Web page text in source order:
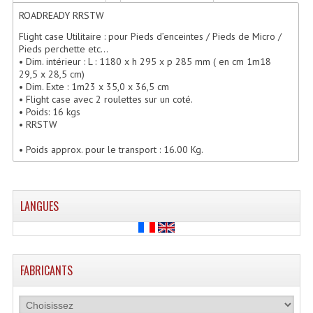
Enceintes Monitoring
Filtres Actifs, Correcteurs
Haut-Parleurs Moteurs Tweeters Filtres
Filtres Passifs
Platines Disque Vinyles
ROADREADY RRSTW
Flight case Utilitaire : pour Pieds d’enceintes / Pieds de Micro /
Pieds perchette etc...
• Dim. intérieur : L : 1180 x h 295 x p 285 mm ( en cm 1m18
29,5 x 28,5 cm)
• Dim. Exte : 1m23 x 35,0 x 36,5 cm
• Flight case avec 2 roulettes sur un coté.
• Poids: 16 kgs
• RRSTW
• Poids approx. pour le transport : 16.00 Kg.
LANGUES
FABRICANTS